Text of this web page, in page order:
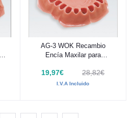
Añadir al carrito
AG-3 WOK Recambio
Encía Maxilar para
19,97€ 28,82€
I.V.A Incluido